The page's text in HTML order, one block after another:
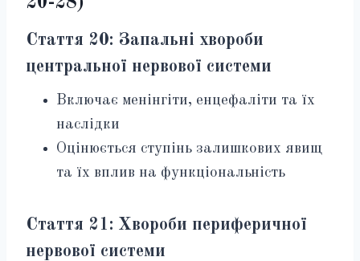
Стаття 20: Запальні хвороби
центральної нервової системи
Включає менінгіти, енцефаліти та їх
наслідки
Оцінюється ступінь залишкових явищ
та їх вплив на функціональність
Стаття 21: Хвороби периферичної
нервової системи